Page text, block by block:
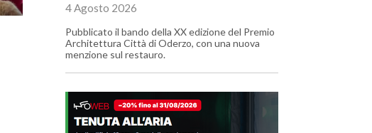
4 Agosto 2026
Pubblicato il bando della XX edizione del Premio
Architettura Città di Oderzo, con una nuova
menzione sul restauro.